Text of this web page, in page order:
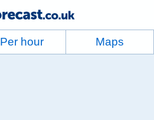
Per hour Maps